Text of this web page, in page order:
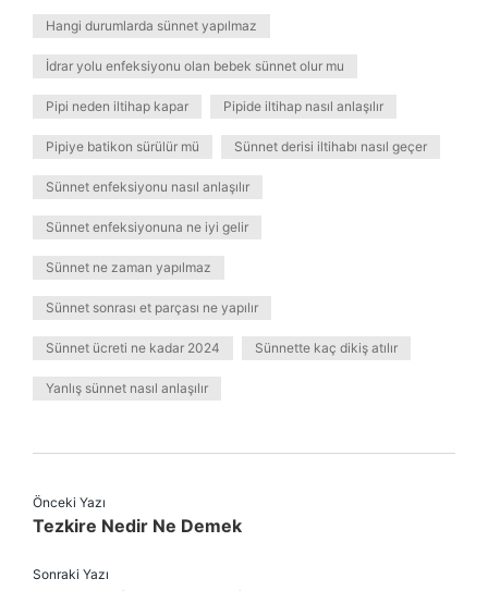
Hangi durumlarda sünnet yapılmaz
İdrar yolu enfeksiyonu olan bebek sünnet olur mu
Pipi neden iltihap kapar Pipide iltihap nasıl anlaşılır
Pipiye batikon sürülür mü Sünnet derisi iltihabı nasıl geçer
Sünnet enfeksiyonu nasıl anlaşılır
Sünnet enfeksiyonuna ne iyi gelir
Sünnet ne zaman yapılmaz
Sünnet sonrası et parçası ne yapılır
Sünnet ücreti ne kadar 2024 Sünnette kaç dikiş atılır
Yanlış sünnet nasıl anlaşılır
Önceki Yazı
Tezkire Nedir Ne Demek
Sonraki Yazı